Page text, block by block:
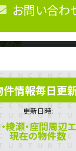
お問い合わ
件情報毎日更新
更新日時:
綾瀬・座間周辺
現在の物件数